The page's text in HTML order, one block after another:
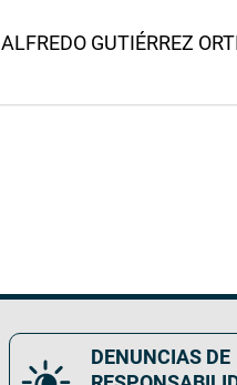
ALFREDO GUTIÉRREZ
DENUNCIAS DE